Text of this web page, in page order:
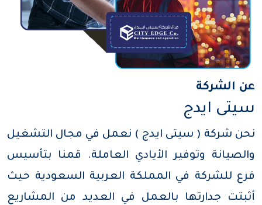
عن الشركة
سيتى ايدج
نحن شركة ( سيتى ايدج ) نعمل في مجال التشغيل
والصيانة وتوفير الأيادي العاملة. قمنا بتأسيس
فرع للشركة في المملكة العربية السعودية حيث
أثبتت جدارتها بالعمل في العديد من المشاريع